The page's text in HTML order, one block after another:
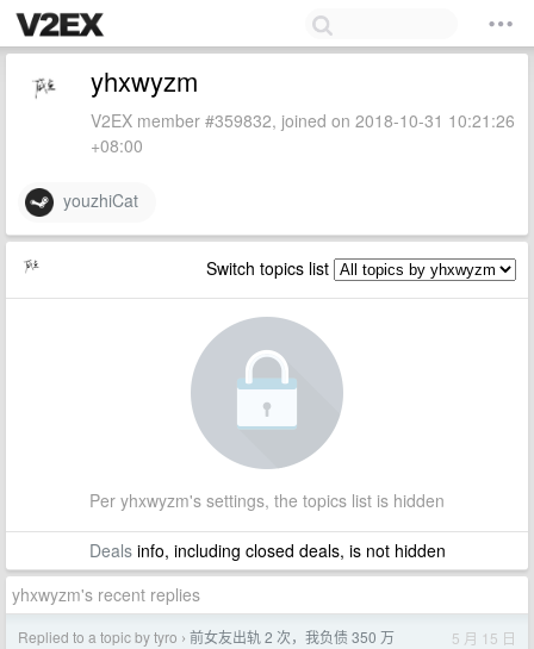
yhxwyzm
V2EX member #359832, joined on 2018-10-31 10:21:26
+08:00
youzhiCat
Switch topics list
Per yhxwyzm's settings, the topics list is hidden
Dealsinfo, including closed deals, is not hidden
yhxwyzm's recent replies
Replied to a topic by tyro › 前女友出轨 2 次，我负债 350 万 5 月 15 日